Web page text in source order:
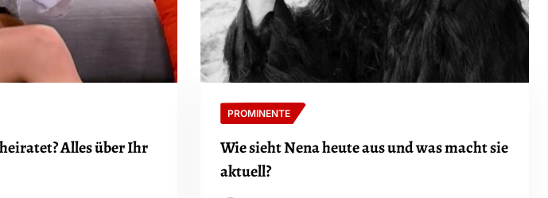
Alles über Ihr
PROMINENTE
Wie sieht Nena heute aus und was macht sie
aktuell?